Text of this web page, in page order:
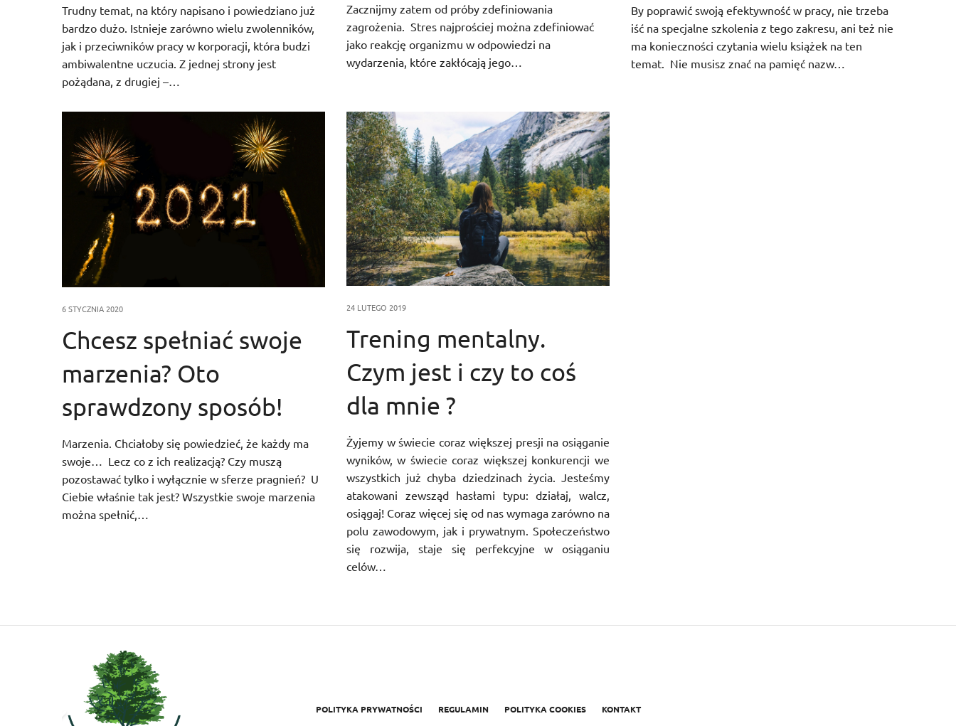
Trudny temat, na który napisano i powiedziano już
bardzo dużo. Istnieje zarówno wielu zwolenników,
jak i przeciwników pracy w korporacji, która budzi
ambiwalentne uczucia. Z jednej strony jest
pożądana, z drugiej –…
Zacznijmy zatem od próby zdefiniowania
zagrożenia. Stres najprościej można zdefiniować
jako reakcję organizmu w odpowiedzi na
wydarzenia, które zakłócają jego…
By poprawić swoją efektywność w pracy, nie trzeba
iść na specjalne szkolenia z tego zakresu, ani też nie
ma konieczności czytania wielu książek na ten
temat. Nie musisz znać na pamięć nazw…
6 STYCZNIA 2020
Chcesz spełniać swoje
marzenia? Oto
sprawdzony sposób!
Marzenia. Chciałoby się powiedzieć, że każdy ma
swoje… Lecz co z ich realizacją? Czy muszą
pozostawać tylko i wyłącznie w sferze pragnień? U
Ciebie właśnie tak jest? Wszystkie swoje marzenia
można spełnić,…
24 LUTEGO 2019
Trening mentalny.
Czym jest i czy to coś
dla mnie ?
Żyjemy w świecie coraz większej presji na osiąganie
wyników, w świecie coraz większej konkurencji we
wszystkich już chyba dziedzinach życia. Jesteśmy
atakowani zewsząd hasłami typu: działaj, walcz,
osiągaj! Coraz więcej się od nas wymaga zarówno na
polu zawodowym, jak i prywatnym. Społeczeństwo
się rozwija, staje się perfekcyjne w osiąganiu
celów…
POLITYKA PRYWATNOŚCI REGULAMIN POLITYKA COOKIES KONTAKT